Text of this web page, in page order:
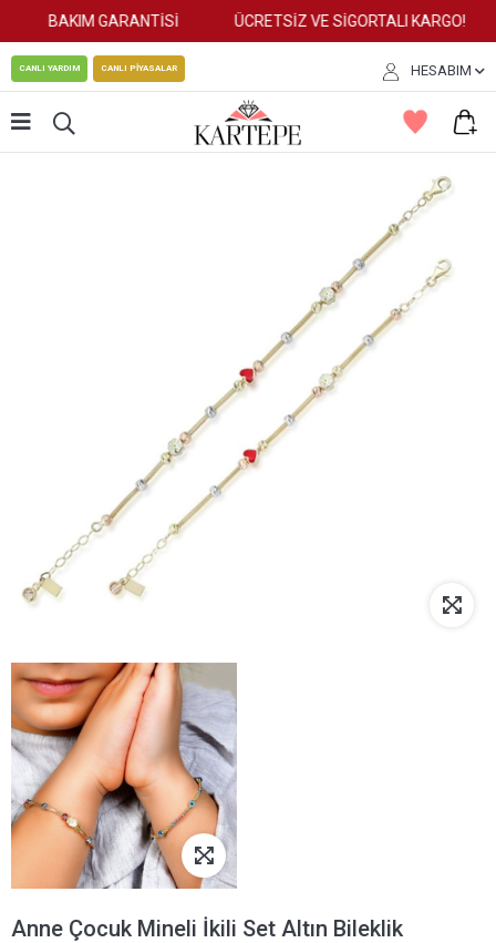
BAKIM GARANTİSİ ÜCRETSİZ VE SİGORTALI KARGO!
CANLI YARDIM CANLI PİYASALAR HESABIM
Anne Çocuk Mineli İkili Set Altın Bileklik